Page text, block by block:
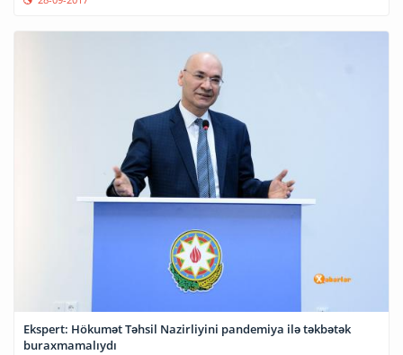
Ekspert: Hökumət Təhsil Nazirliyini pandemiya ilə təkbətək
buraxmamalıydı